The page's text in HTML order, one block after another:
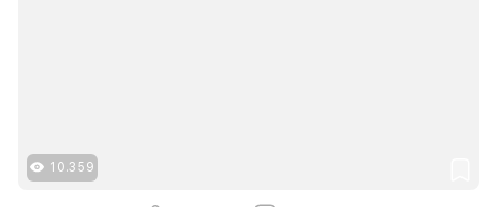
10.359